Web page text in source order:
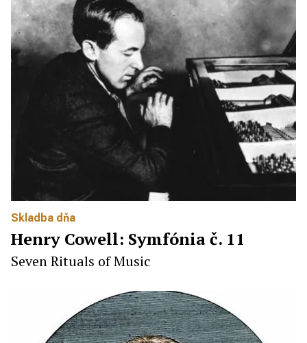
Skladba dňa
Henry Cowell: Symfónia č. 11
Seven Rituals of Music